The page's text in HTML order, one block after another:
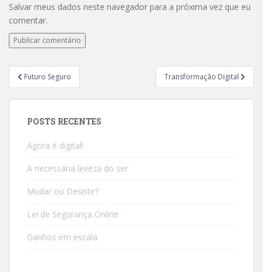
Salvar meus dados neste navegador para a próxima vez que eu
comentar.
Futuro Seguro Transformação Digital
POSTS RECENTES
Agora é digital!
A necessária leveza do ser
Mudar ou Desistir?
Lei de Segurança Online
Ganhos em escala